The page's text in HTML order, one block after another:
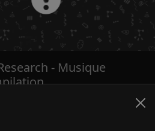
- Musique